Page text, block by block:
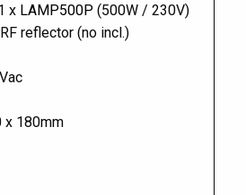
x LAMP500P (500W / 230V)
reflector (no incl.)
x 180mm